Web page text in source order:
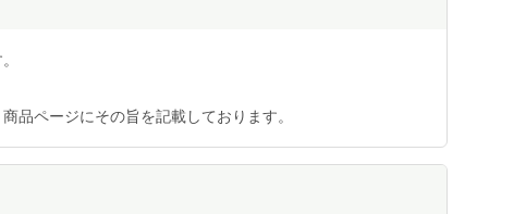
品ページにその旨を記載しております。